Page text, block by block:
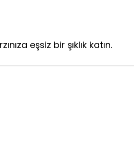
eşsiz bir şıklık katın.